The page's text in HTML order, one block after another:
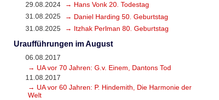
29.08.2024
→ Hans Vonk 20. Todestag
31.08.2025
→ Daniel Harding 50. Geburtstag
31.08.2025
→ Itzhak Perlman 80. Geburtstag
Uraufführungen im August
06.08.2017
→ UA vor 70 Jahren: G.v. Einem, Dantons Tod
11.08.2017
→ UA vor 60 Jahren: P. Hindemith, Die Harmonie der
Welt